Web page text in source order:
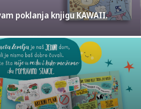
poklanja knjigu KAWAII.